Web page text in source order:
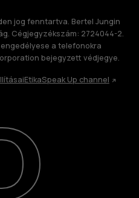
újrahasznosítás
jog fenntartva. Bertel Jungin
Cégjegyzékszám: 2724044-2.
engedélyese a telefonokra
bejegyzett védjegye.
EtikaSpeak Up channel